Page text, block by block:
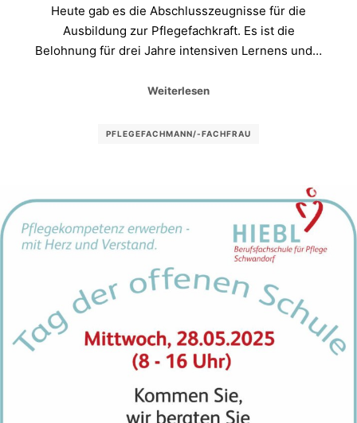
Heute gab es die Abschlusszeugnisse für die
Ausbildung zur Pflegefachkraft. Es ist die
Belohnung für drei Jahre intensiven Lernens und…
Weiterlesen
PFLEGEFACHMANN/-FACHFRAU